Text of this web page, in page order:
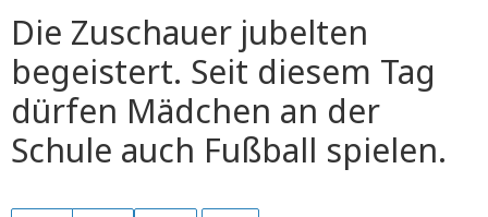
Die Zuschauer jubelten
begeistert. Seit diesem Tag
dürfen Mädchen an der
Schule auch Fußball spielen.